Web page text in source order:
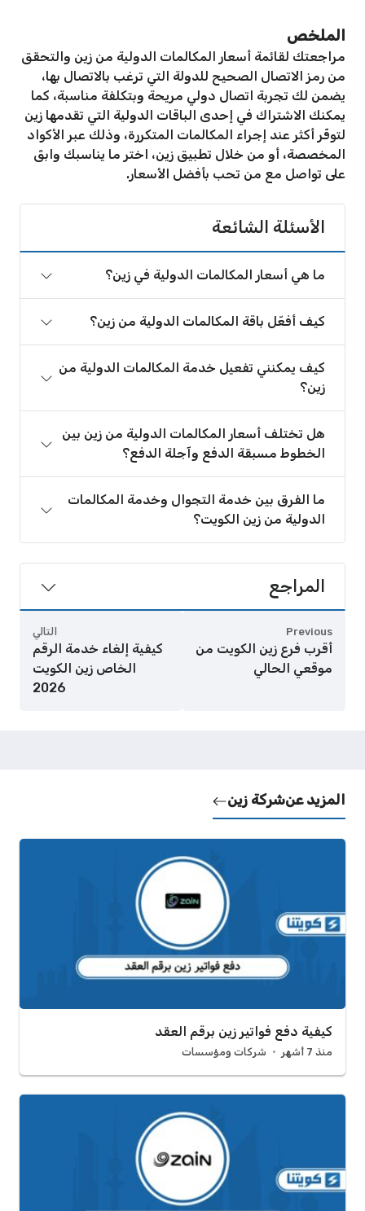
الملخص
مراجعتك لقائمة أسعار المكالمات الدولية من زين والتحقق
من رمز الاتصال الصحيح للدولة التي ترغب بالاتصال بها،
يضمن لك تجربة اتصال دولي مريحة وبتكلفة مناسبة، كما
يمكنك الاشتراك في إحدى الباقات الدولية التي تقدمها زين
لتوفّر أكثر عند إجراء المكالمات المتكررة، وذلك عبر الأكواد
المخصصة، أو من خلال تطبيق زين، اختر ما يناسبك وابقَ
على تواصل مع من تحب بأفضل الأسعار.
الأسئلة الشائعة
ما هي أسعار المكالمات الدولية في زين؟
كيف أفعّل باقة المكالمات الدولية من زين؟
كيف يمكنني تفعيل خدمة المكالمات الدولية من
زين؟
هل تختلف أسعار المكالمات الدولية من زين بين
الخطوط مسبقة الدفع وآجلة الدفع؟
ما الفرق بين خدمة التجوال وخدمة المكالمات
الدولية من زين الكويت؟
المراجع
Previous
أقرب فرع زين الكويت من
موقعي الحالي
التالي
كيفية إلغاء خدمة الرقم
الخاص زين الكويت
2026
المزيد عنشركة زين
كيفية دفع فواتير زين برقم العقد
منذ 7 أشهر شركات ومؤسسات